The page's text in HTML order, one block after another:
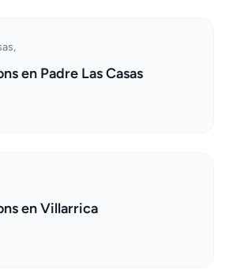
en Padre Las Casas
en Villarrica